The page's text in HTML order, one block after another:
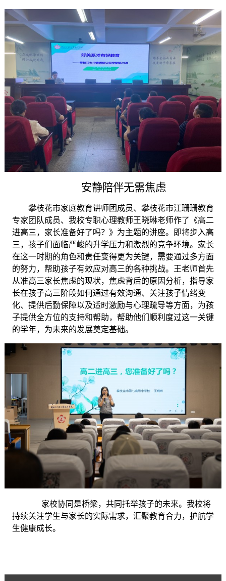
安静陪伴无需焦虑
攀枝花市家庭教育讲师团成员、攀枝花市江珊珊教育
专家团队成员、我校专职心理教师王晓琳老师作了《高二
进高三，家长准备好了吗？》为主题的讲座。即将步入高
三，孩子们面临严峻的升学压力和激烈的竞争环境。家长
在这一时期的角色和责任变得更为关键，需要通过多方面
的努力，帮助孩子有效应对高三的各种挑战。王老师首先
从准高三家长焦虑的现状，焦虑背后的原因分析，指导家
长在孩子高三阶段如何通过有效沟通、关注孩子情绪变
化、提供后勤保障以及适时激励与心理疏导等方面，为孩
子提供全方位的支持和帮助，帮助他们顺利度过这一关键
的学年，为未来的发展奠定基础。
家校协同是桥梁，共同托举孩子的未来。我校将
持续关注学生与家长的实际需求，汇聚教育合力，护航学
生健康成长。